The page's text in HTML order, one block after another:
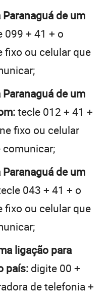
de um
099 + 41 + o
fixo ou celular que
de um
tecle 012 + 41 +
fixo ou celular
comunicar;
de um
043 + 41 + o
fixo ou celular que
ligação para
país: digite 00 +
de telefonia +